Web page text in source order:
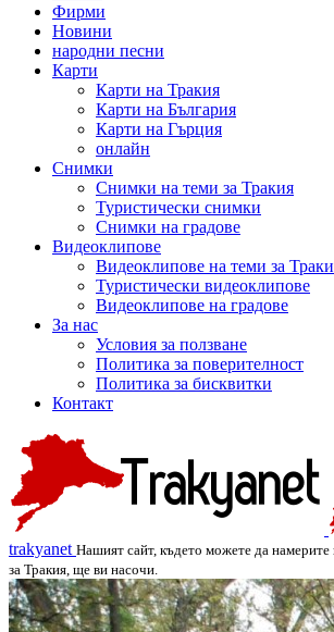
Фирми
Новини
народни песни
Карти
Карти на Тракия
Карти на България
Карти на Гърция
онлайн
Снимки
Снимки на теми за Тракия
Туристически снимки
Снимки на градове
Видеоклипове
Видеоклипове на теми за
Туристически видеоклипове
Видеоклипове на градове
За нас
Условия за ползване
Политика за поверителност
Политика за бисквитки
Контакт
trakyanet Нашият сайт, където можете да намерите
за Тракия, ще ви насочи.